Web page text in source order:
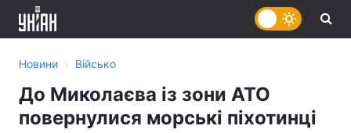
Новини › Військо
До Миколаєва із зони АТО
повернулися морські піхотинці